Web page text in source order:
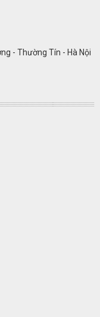
- Thường Tín - Hà Nội